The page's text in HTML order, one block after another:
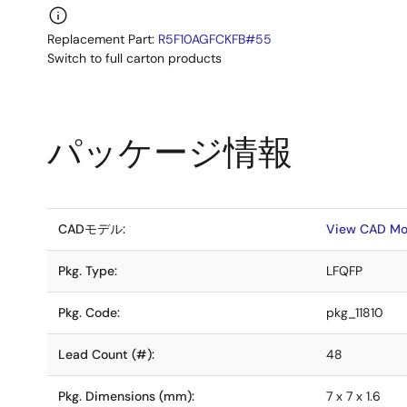
Replacement Part: R5F10AGFCKFB#55
Switch to full carton products
パッケージ情報
CADモデル: View CAD
Pkg. Type: LFQFP
Pkg. Code: pkg_11810
Lead Count (#): 48
Pkg. Dimensions (mm): 7 x 7 x 1.6